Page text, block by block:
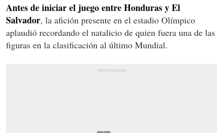
Antes de iniciar el juego entre Honduras y El
Salvador, la afición presente en el estadio Olímpico
aplaudió recordando el natalicio de quien fuera una de las
figuras en la clasificación al último Mundial.